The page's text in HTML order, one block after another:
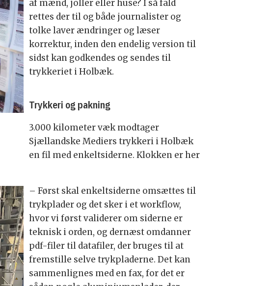
af mænd, joller eller huse? I så fald
rettes der til og både journalister og
tolke laver ændringer og læser
korrektur, inden den endelig version til
sidst kan godkendes og sendes til
trykkeriet i Holbæk.
Trykkeri og pakning
3.000 kilometer væk modtager
Sjællandske Mediers trykkeri i Holbæk
en fil med enkeltsiderne. Klokken er her
– Først skal enkeltsiderne omsættes til
trykplader og det sker i et workflow,
hvor vi først validerer om siderne er
teknisk i orden, og dernæst omdanner
pdf-filer til datafiler, der bruges til at
fremstille selve trykpladerne. Det kan
sammenlignes med en fax, for det er